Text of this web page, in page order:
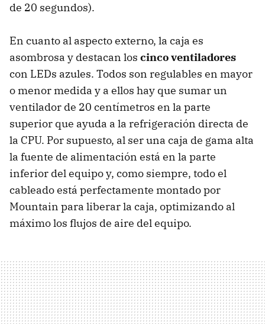
de 20 segundos).
En cuanto al aspecto externo, la caja es
asombrosa y destacan los cinco ventiladores
con LEDs azules. Todos son regulables en mayor
o menor medida y a ellos hay que sumar un
ventilador de 20 centímetros en la parte
superior que ayuda a la refrigeración directa de
la CPU. Por supuesto, al ser una caja de gama alta
la fuente de alimentación está en la parte
inferior del equipo y, como siempre, todo el
cableado está perfectamente montado por
Mountain para liberar la caja, optimizando al
máximo los flujos de aire del equipo.